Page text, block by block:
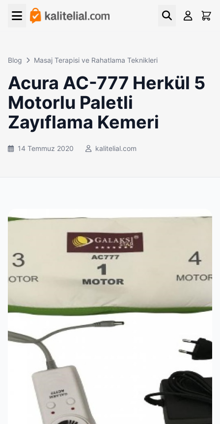
Blog Masaj Terapisi ve Rahatlama Teknikleri
Acura AC-777 Herkül 5
Motorlu Paletli
Zayıflama Kemeri
14 Temmuz 2020 kalitelial.com